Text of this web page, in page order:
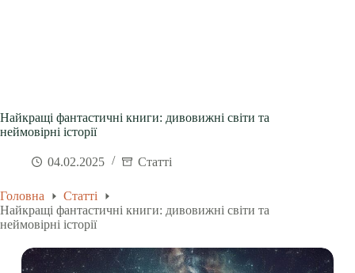
Найкращі фантастичні книги: дивовижні світи та
неймовірні історії
04.02.2025 Статті
Головна
Статті
Найкращі фантастичні книги: дивовижні світи та
неймовірні історії